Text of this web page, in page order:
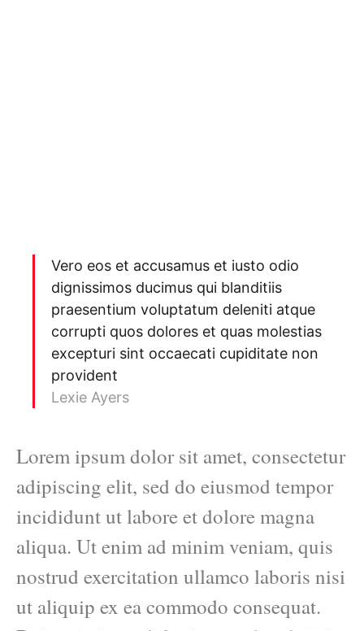
Vero eos et accusamus et iusto odio
dignissimos ducimus qui blanditiis
praesentium voluptatum deleniti atque
corrupti quos dolores et quas molestias
excepturi sint occaecati cupiditate non
provident
Lexie Ayers
Lorem ipsum dolor sit amet, consectetur
adipiscing elit, sed do eiusmod tempor
incididunt ut labore et dolore magna
aliqua. Ut enim ad minim veniam, quis
nostrud exercitation ullamco laboris nisi
ut aliquip ex ea commodo consequat.